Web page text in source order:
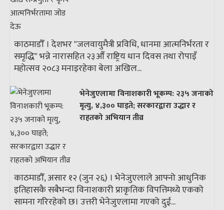
काठमाडौँ । देशभर "जलवायुमैत्री प्रविधि, धानमा आत्मनिर्भरता र
समृद्धि" भन्ने नारासहित २३औँ राष्ट्रिय धान दिवस तथा रोपाइँ
महोत्सव २०८३ मनाइरहेका बेला अखिल...
भेनेजुएलामा विनाशकारी भूकम्प: २३५ जनाको
मृत्यु, ४,३०० घाइते; सरकारद्वारा उद्धार र
राहतको अभियान तीव्र
काठमाडौँ, असार १२ (जुन २६) । भेनेजुएलाले आफ्नो आधुनिक
इतिहासकै सबैभन्दा विनाशकारी प्राकृतिक विपत्तिमध्ये एकको
सामना गरिरहेको छ। उत्तरी भेनेजुएलामा गएको दुई...